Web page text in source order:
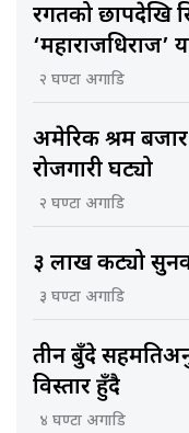
रगतको छापदेखि
‘महाराजधिराज’
२ घण्टा अगाडि
अमेरिकी श्रम
रोजगारी घट्यो
२ घण्टा अगाडि
३ लाख कट्यो
३ घण्टा अगाडि
तीन बुँदे
विस्तार हुँदै
४ घण्टा अगाडि